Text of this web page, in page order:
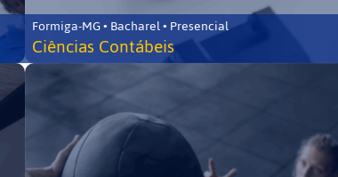
Formiga-MG • Bacharel • Presencial
Ciências Contábeis